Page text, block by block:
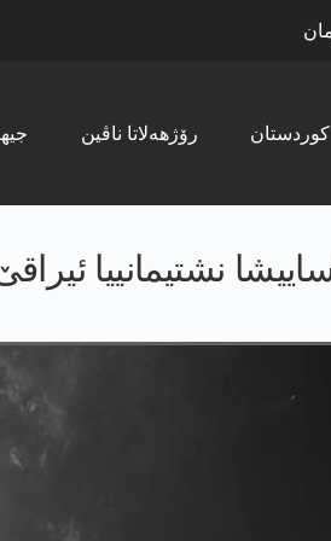
رۆژھەلاتا ناڤین کوردستان
نشتیمانییا